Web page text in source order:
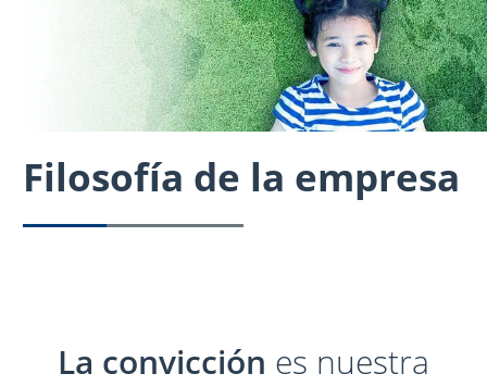
Filosofía de la empresa
La convicción es nuestra